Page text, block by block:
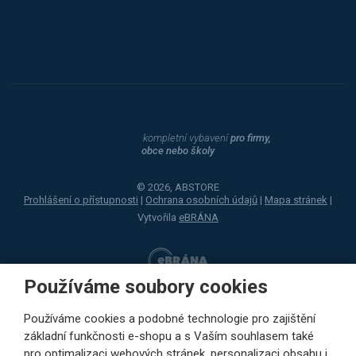
Používáme soubory cookies
Používáme cookies a podobné technologie pro zajištění
základní funkčnosti e-shopu a s Vaším souhlasem také
kompletní vybavenípro firmy,
obce nebo školy
© 2026, ABSTORE
Prohlášení o přístupnosti | Ochrana osobních údajů | Mapa stránek |
Vytvořila eBRÁNA